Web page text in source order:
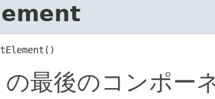
の最後のコンポー